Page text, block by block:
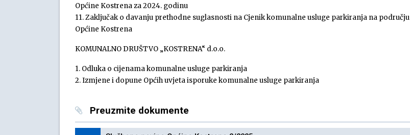
Općine Kostrena za 2024. godinu
11. Zaključak o davanju prethodne suglasnosti na Cjenik komunalne usluge parkiranja na području
Općine Kostrena
KOMUNALNO DRUŠTVO „KOSTRENA“ d.o.o.
1. Odluka o cijenama komunalne usluge parkiranja
2. Izmjene i dopune Općih uvjeta isporuke komunalne usluge parkiranja
Preuzmite dokumente